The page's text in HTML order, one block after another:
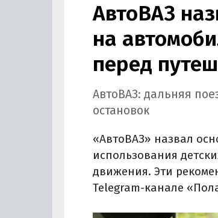
АвтоВАЗ
на
перед
АвтоВАЗ: дальняя
остановок
«АвтоВАЗ» назвал
использования
движения. Эти
Telegram-канале